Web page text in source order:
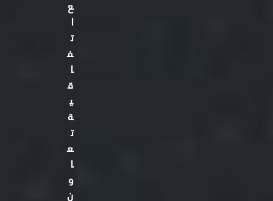
ع
ا
ت
ف
ا
ق
ي
ة
ت
ع
ا
و
ن